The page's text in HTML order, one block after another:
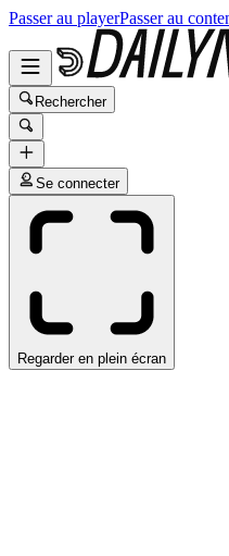
Passer au playerPasser au
Rechercher
Se connecter
Regarder en plein écran